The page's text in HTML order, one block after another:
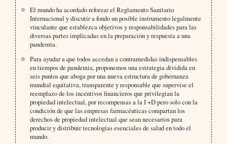
El mundo ha acordado reforzar el Reglamento Sanitario
Internacional y discutir a fondo un posible instrumento legalmente
vinculante que establezca objetivos y responsabilidades para las
diversas partes implicadas en la preparación y respuesta a una
pandemia.
Para ayudar a que todos accedan a contramedidas indispensables
en tiempos de pandemia, proponemos una estrategia dividida en
seis puntos que aboga por una nueva estructura de gobernanza
mundial equitativa, transparente y responsable que supervise el
reemplazo de los incentivos financieros que privilegian la
propiedad intelectual, por recompensas a la I +D pero solo con la
condición de que las empresas farmacéuticas compartan los
derechos de propiedad intelectual que sean necesarios para
producir y distribuir tecnologías esenciales de salud en todo el
mundo.